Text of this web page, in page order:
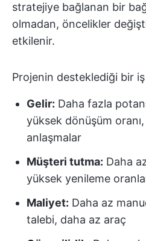
stratejiye bağlanan bir
olmadan, öncelikler
etkilenir.
Projenin desteklediği bir
Gelir: Daha fazla
yüksek dönüşüm
anlaşmalar
Müşteri tutma: Daha
yüksek yenileme
Maliyet: Daha az
talebi, daha az araç